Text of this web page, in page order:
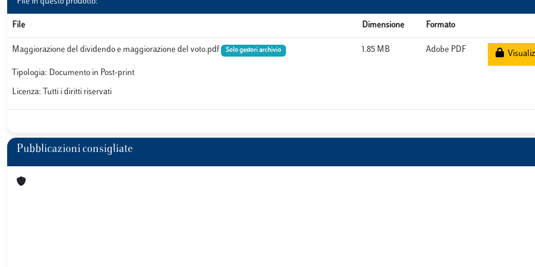
File Dimensione Formato
Maggiorazione del dividendo e maggiorazione del voto.pdf Solo gestori archivio
Tipologia: Documento in Post-print
Licenza: Tutti i diritti riservati
1.85 MB Adobe PDF
Pubblicazioni consigliate